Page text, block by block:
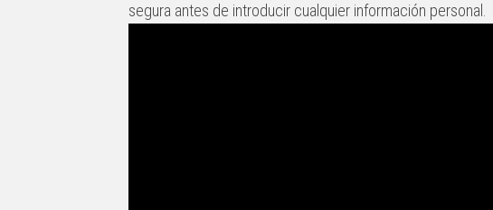
segura antes de introducir cualquier información personal.